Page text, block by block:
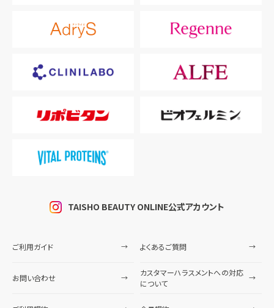
TAISHO BEAUTY ONLINE公式アカウント
ご利用ガイド よくあるご質問
お問い合わせ
カスタマーハラスメントへの対応
について